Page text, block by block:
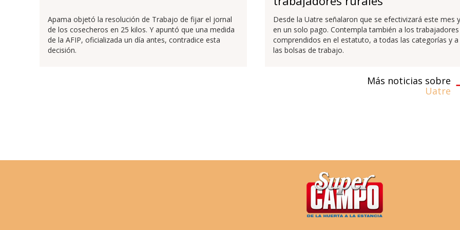
Apama objetó la resolución de Trabajo de fijar el jornal
de los cosecheros en 25 kilos. Y apuntó que una medida
de la AFIP, oficializada un día antes, contradice esta
decisión.
Desde la Uatre señalaron que se efectivizará este mes y
en un solo pago. Contempla también a los trabajadores
comprendidos en el estatuto, a todas las categorías y a
las bolsas de trabajo.
Más noticias sobre
Uatre